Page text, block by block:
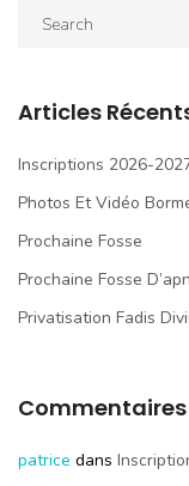
Articles
Inscriptions 2026-
Photos Et Vidéo
Prochaine Fosse
Prochaine Fosse
Privatisation Fadis
Commentaires
patrice dans